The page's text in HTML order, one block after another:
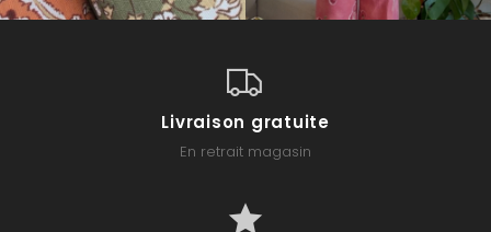
Livraison gratuite
En retrait magasin